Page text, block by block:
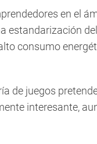
en el
consumo
de juegos
interesante,